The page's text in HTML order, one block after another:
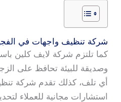
شركة تنظيف واجهات في
كما تلتزم شركة لايف كلين
وصديقة للبيئة تحافظ على
أي تلف، كذلك تقدم شركة
استشارات مجانية للعملاء